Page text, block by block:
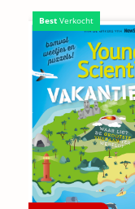
Best Verkocht